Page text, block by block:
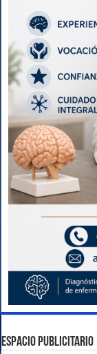
ESPACIO PUBLICITARIO